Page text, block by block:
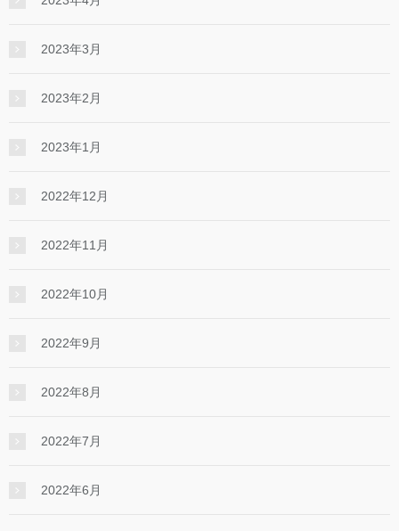
2023年3月
2023年2月
2023年1月
2022年12月
2022年11月
2022年10月
2022年9月
2022年8月
2022年7月
2022年6月